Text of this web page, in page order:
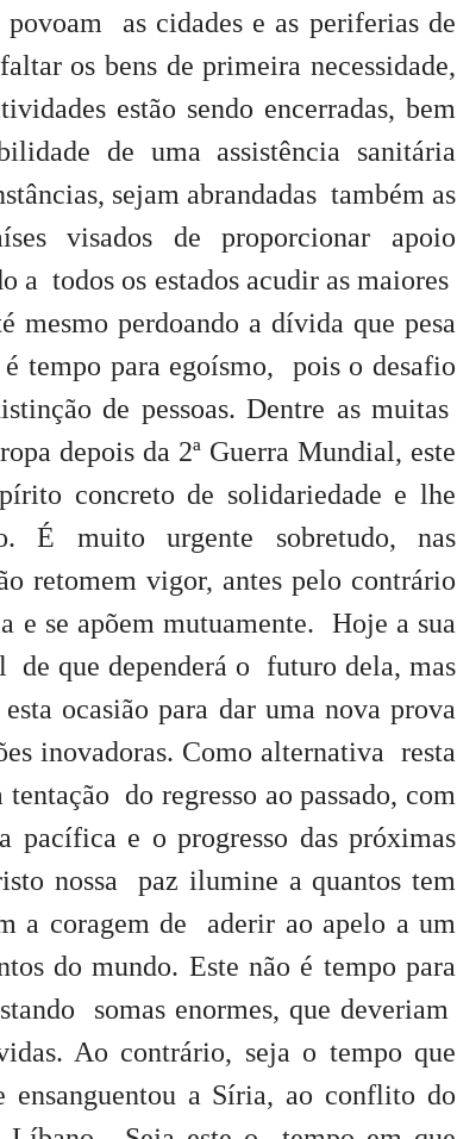
as cidades e as periferias de
os bens de primeira necessidade,
estão sendo encerradas, bem
de uma assistência sanitária
sejam abrandadas também as
visados de proporcionar apoio
a todos os estados acudir as maiores
mesmo perdoando a dívida que pesa
é tempo para egoísmo, pois o desafio
de pessoas. Dentre as muitas
depois da 2ª Guerra Mundial, este
concreto de solidariedade e lhe
É muito urgente sobretudo, nas
retomem vigor, antes pelo contrário
e se apõem mutuamente. Hoje a sua
de que dependerá o futuro dela, mas
ocasião para dar uma nova prova
inovadoras. Como alternativa resta
do regresso ao passado, com
e o progresso das próximas
nossa paz ilumine a quantos tem
a coragem de aderir ao apelo a um
do mundo. Este não é tempo para
somas enormes, que deveriam
Ao contrário, seja o tempo que
a Síria, ao conflito do